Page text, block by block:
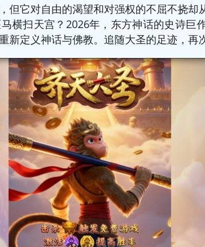
但它对自由的渴望和对强权的不屈不挠却
横扫天宫？2026年，东方神话的史诗
新定义神话与佛教。追随大圣的足迹，再